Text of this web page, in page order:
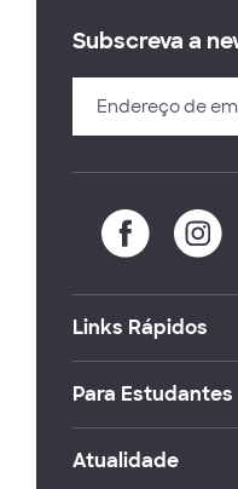
Subscreva a
Links Rápidos
Para Estudantes
Atualidade